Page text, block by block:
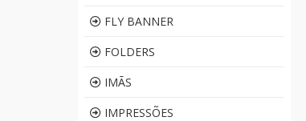
FLY BANNER
FOLDERS
IMÃS
IMPRESSÕES